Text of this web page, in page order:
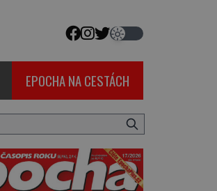
EPOCHA NA CESTÁCH